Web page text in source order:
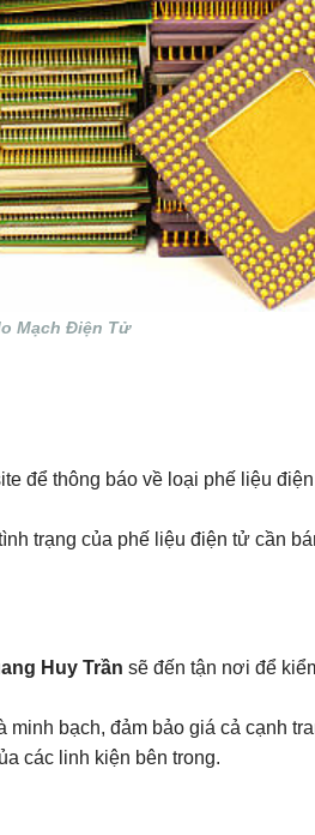
Mạch Điện Tử
để thông báo về loại phế liệu
trạng của phế liệu điện tử cần
Huy Trần sẽ đến tận nơi để
bạch, đảm bảo giá cả cạnh
các linh kiện bên trong.